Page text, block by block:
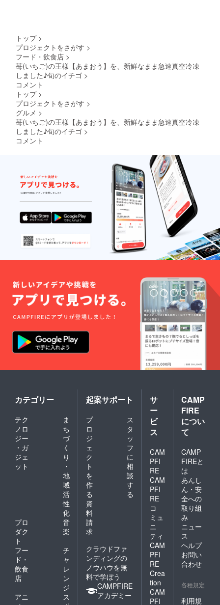
ん。何
げま
前中/14
時～16
時/16時
～18
時/18時
～20
時/19時
～21時
行って
安につ
候、交
通状況
などに
よりお
届けが
予定よ
り、前
後する
場合も
ござい
ますの
で、予
めご了
承くだ
指定 お
届け日
は、承
ること
ができ
ませ
ん。何
卒ご了
承くだ
お願い
す。 ■
時間帯
指定 午
前中/14
時～16
時/16時
～20
時/19時
～21時
定 ・関
道と沖
縄・離
おりま
せん。
お届け
日の目
安※お届
け日目
安につ
いて
は、天
候や気
候、交
通状況
などに
よりお
予定よ
り、前
後する
場合も
ござい
ますの
で、予
めご了
承くだ
■到着日
指定 お
届け日
ること
ができ
ませ
ん。何
卒ご了
承くだ
さいま
お願い
申し上
げま
す。 ■
時間帯
指定 午
前中/14
時～16
時/16時
～18
時/18時
～20
時/19時
～21時
お届け
させて
は出来
かねま
出荷か
ら到着
の目安
・関西
以西：
発送
後、翌
日着予
定 ・関
西以
東：発
送後、
翌々日
着予定
道と沖
縄・離
島への
配送は
行って
おりま
せん。
お届け
日の目
け日目
安につ
いて
候、交
通状況
などに
よりお
届けが
予定よ
後する
場合も
ござい
ますの
で、予
めご了
承くだ
さい。
■到着日
指定 お
届け日
は、承
ること
ができ
ませ
ん。何
承くだ
さいま
すよう
トップ >
プロジェクトをさがす >
フード・飲食店 >
苺(いちご)の王様【あまおう】を、新鮮なまま急速真空冷凍
しました♪旬のイチゴ >
コメント
トップ >
プロジェクトをさがす >
グルメ >
苺(いちご)の王様【あまおう】を、新鮮なまま急速真空冷凍
しました♪旬のイチゴ >
コメント
カテゴリー
テク
ノロ
ジー
・ガ
ジェ
ット
ま
ち
づ
く
り
・
地
域
活
性
化
プロ
ダク
ト
音
楽
フー
ド・
飲食
店
チ
ャ
レ
ン
ジ
アニ
ス
起案サポート
プ
ロ
ジ
ェ
ク
ト
を
作
る
ス
タ
ッ
フ
に
相
談
す
る
資
料
請
求
クラウドファ
ンディングの
ノウハウを無
料で学ぼう
CAMPFIRE
アカデミー
サ
ー
ビ
ス
CAM
PFI
RE
CAM
PFI
RE
コ
ミュ
ニ
ティ
CAM
PFI
RE
Crea
tion
CAM
PFI
CAMP
FIRE
につい
て
CAMP
FIREと
は
あんし
ん・安
全への
取り組
み
ニュー
ス
ヘルプ
お問い
合わせ
各種規定
利用規